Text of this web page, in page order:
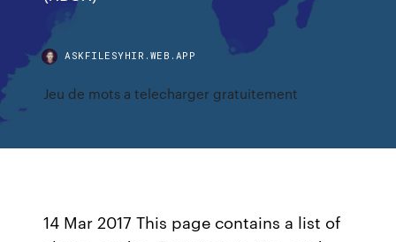
ASKFILESYHIR.WEB.APP
Jeu de mots a telecharger gratuitement
14 Mar 2017 This page contains a list of